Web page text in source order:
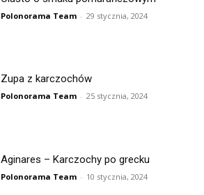
Polonorama Team - 29 stycznia, 2024
Zupa z karczochów
Polonorama Team - 25 stycznia, 2024
Aginares – Karczochy po grecku
Polonorama Team - 10 stycznia, 2024